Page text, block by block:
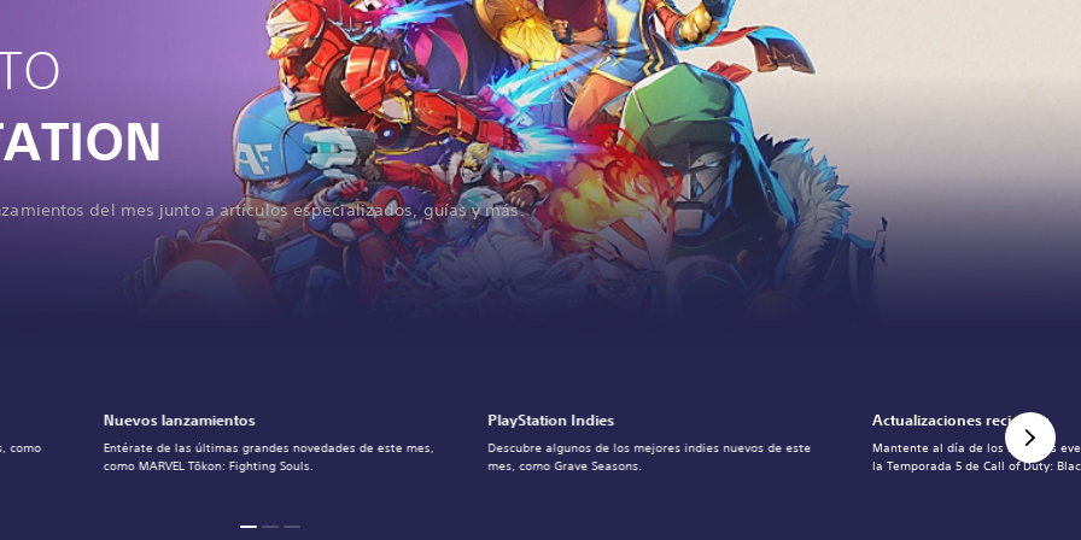
del mes junto a artículos especializados, guías y más.
Nuevos lanzamientos
Entérate de las últimas grandes novedades de este mes,
como MARVEL Tōkon: Fighting Souls.
PlayStation Indies
Descubre algunos de los mejores indies nuevos de este
mes, como Grave Seasons.
Actualizaciones recientes
Mantente al día de los mayores
la Temporada 5 de Call of Duty:
como